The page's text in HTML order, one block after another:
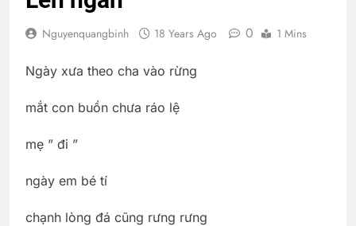
Nguyenquangbinh 18 Years Ago 0 1 Mins
Ngày xưa theo cha vào rừng
mắt con buồn chưa ráo lệ
mẹ ” đi ”
ngày em bé tí
chạnh lòng đá cũng rưng rưng